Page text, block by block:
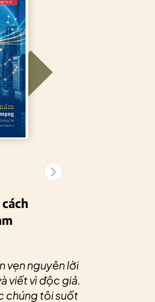
vẹn nguyên lời
viết vì độc giả.
chúng tôi suốt